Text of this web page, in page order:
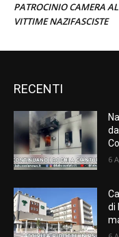
PATROCINIO CAMERA
VITTIME NAZIFASCISTE
RECENTI
6
di